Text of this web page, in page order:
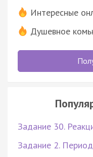
Интересные
Душевное
Задание 30.
Задание 2.